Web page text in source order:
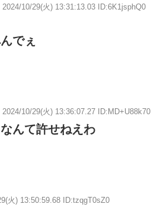
2024/10/29(火) 13:31:13.03 ID:6K1jsphQ0
でぇ
2024/10/29(火) 13:36:07.27 ID:MD+U88k70
んて許せねえわ
火) 13:50:59.68 ID:tzqgT0sZ0